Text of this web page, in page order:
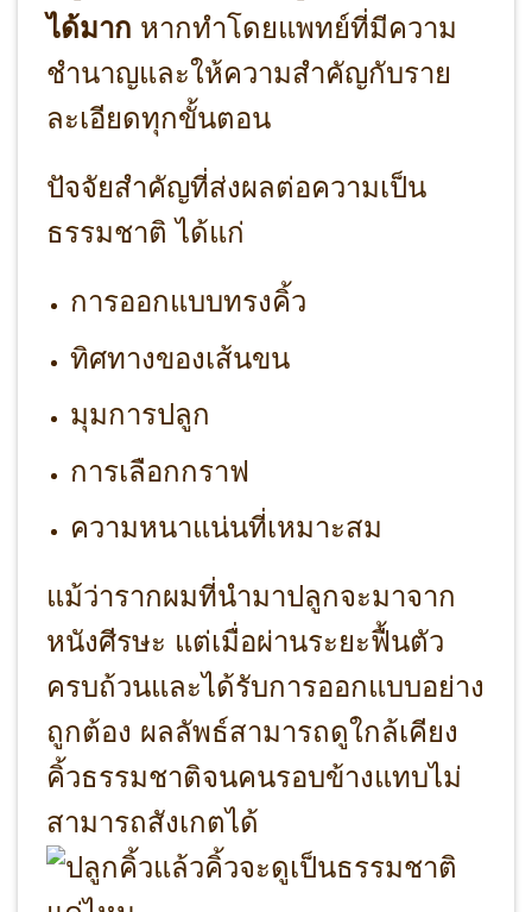
ได้มาก หากทำโดยแพทย์ที่มีความ
ชำนาญและให้ความสำคัญกับราย
ละเอียดทุกขั้นตอน
ปัจจัยสำคัญที่ส่งผลต่อความเป็น
ธรรมชาติ ได้แก่
การออกแบบทรงคิ้ว
ทิศทางของเส้นขน
มุมการปลูก
การเลือกกราฟ
ความหนาแน่นที่เหมาะสม
แม้ว่ารากผมที่นำมาปลูกจะมาจาก
หนังศีรษะ แต่เมื่อผ่านระยะฟื้นตัว
ครบถ้วนและได้รับการออกแบบอย่าง
ถูกต้อง ผลลัพธ์สามารถดูใกล้เคียง
คิ้วธรรมชาติจนคนรอบข้างแทบไม่
สามารถสังเกตได้